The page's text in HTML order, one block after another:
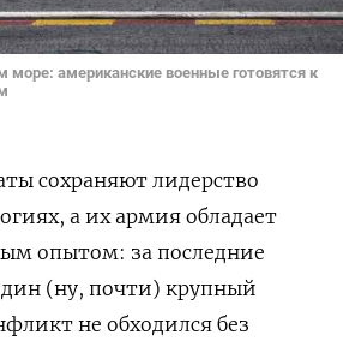
американские военные готовятся к
сохраняют лидерство
а их армия обладает
опытом: за последние
(ну, почти) крупный
не обходился без